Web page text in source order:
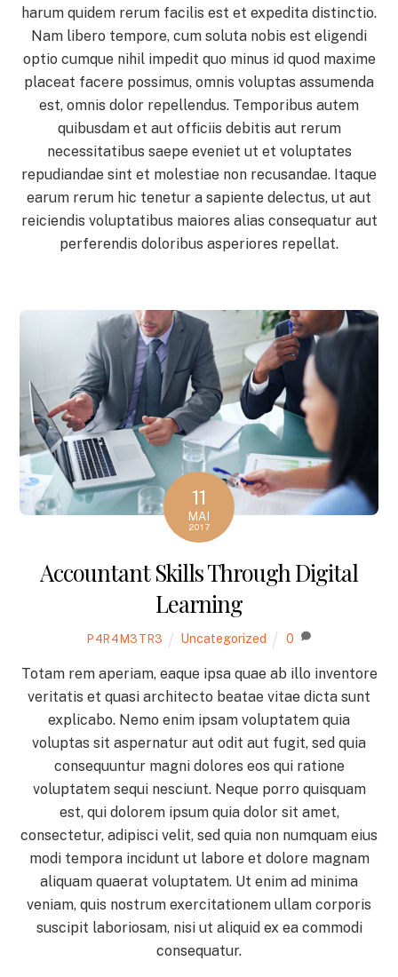
harum quidem rerum facilis est et expedita distinctio.
Nam libero tempore, cum soluta nobis est eligendi
optio cumque nihil impedit quo minus id quod maxime
placeat facere possimus, omnis voluptas assumenda
est, omnis dolor repellendus. Temporibus autem
quibusdam et aut officiis debitis aut rerum
necessitatibus saepe eveniet ut et voluptates
repudiandae sint et molestiae non recusandae. Itaque
earum rerum hic tenetur a sapiente delectus, ut aut
reiciendis voluptatibus maiores alias consequatur aut
perferendis doloribus asperiores repellat.
11
MAI
2017
Accountant Skills Through Digital
Learning
P4R4M3TR3 Uncategorized 0
Totam rem aperiam, eaque ipsa quae ab illo inventore
veritatis et quasi architecto beatae vitae dicta sunt
explicabo. Nemo enim ipsam voluptatem quia
voluptas sit aspernatur aut odit aut fugit, sed quia
consequuntur magni dolores eos qui ratione
voluptatem sequi nesciunt. Neque porro quisquam
est, qui dolorem ipsum quia dolor sit amet,
consectetur, adipisci velit, sed quia non numquam eius
modi tempora incidunt ut labore et dolore magnam
aliquam quaerat voluptatem. Ut enim ad minima
veniam, quis nostrum exercitationem ullam corporis
suscipit laboriosam, nisi ut aliquid ex ea commodi
consequatur.